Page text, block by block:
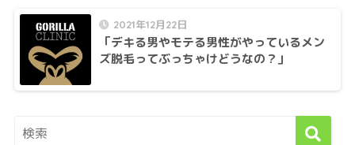
2021年12月22日
「デキる男やモテる男性がやっているメン
ズ脱毛ってぶっちゃけどうなの？」